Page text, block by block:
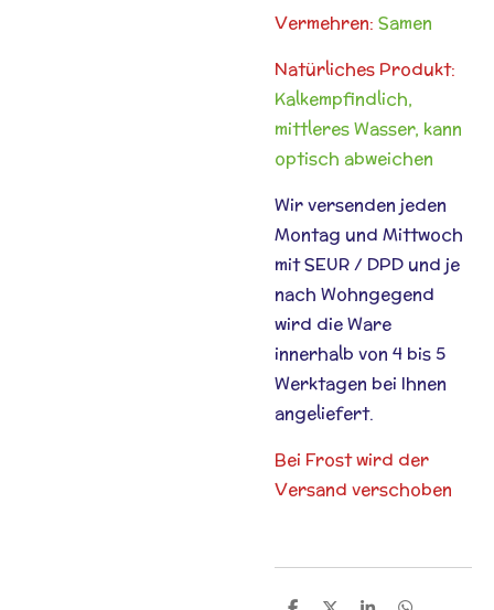
Vermehren: Samen
Natürliches Produkt:
Kalkempfindlich,
mittleres Wasser, kann
optisch abweichen
Wir versenden jeden
Montag und Mittwoch
mit SEUR / DPD und je
nach Wohngegend
wird die Ware
innerhalb von 4 bis 5
Werktagen bei Ihnen
angeliefert.
Bei Frost wird der
Versand verschoben